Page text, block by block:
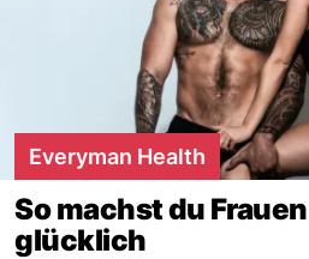
Everyman Health
So machst du
glücklich